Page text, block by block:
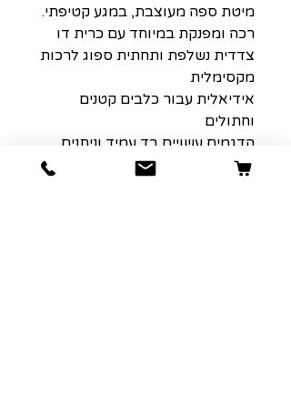
מיטת ספה מעוצבת, במגע קטיפתי.
רכה ומפנקת במיוחד עם כרית דו
צדדית נשלפת ותחתית ספוג לרכות
מקסימלית
אידיאלית עבור כלבים קטנים
וחתולים
הדגמים עשויים בד עמיד וניתנים
לכביסה בהתאם להוראות היצרן.